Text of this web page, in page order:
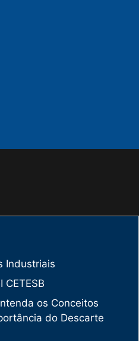
Industriais
CETESB
os Conceitos
do Descarte